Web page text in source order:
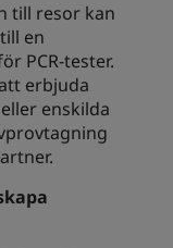
till resor kan
en
PCR-tester.
erbjuda
enskilda